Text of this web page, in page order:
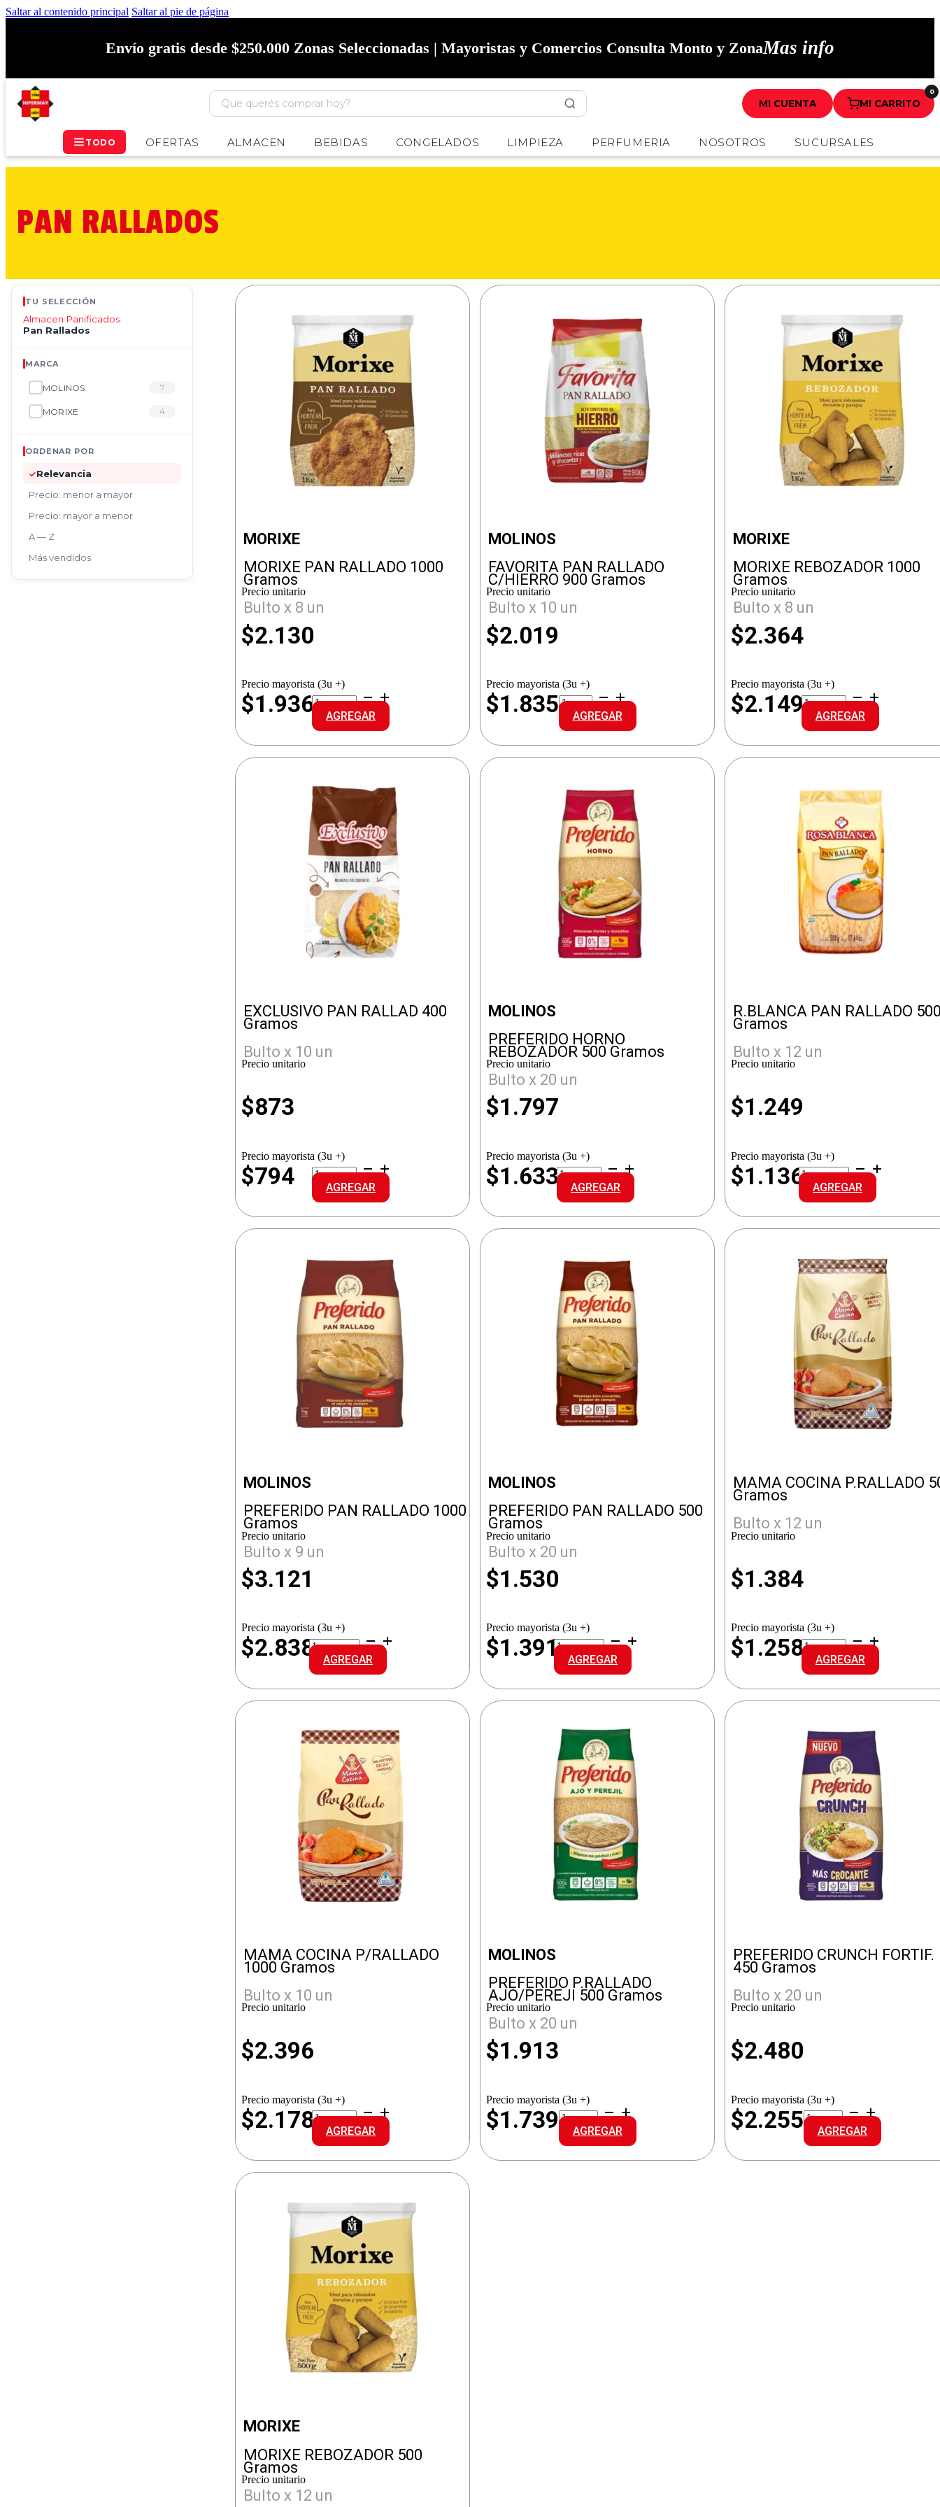
Saltar al contenido principal Saltar al pie de página
Envío gratis desde $250.000 Zonas Seleccionadas | Mayoristas y Comercios Consulta Monto y ZonaMas info
MI CUENTA MI CARRITO
0
TODO OFERTAS ALMACEN BEBIDAS CONGELADOS LIMPIEZA PERFUMERIA NOSOTROS SUCURSALES
PAN RALLADOS
TU SELECCIÓN
Almacen›Panificados›
Pan Rallados
MARCA
MOLINOS 7
MORIXE 4
ORDENAR POR
✓Relevancia
Precio: menor a mayor
Precio: mayor a menor
A — Z
Más vendidos
MORIXE
MORIXE PAN RALLADO 1000
Gramos
Bulto x 8 un
Precio unitario
$2.130
Precio mayorista (3u +)
$1.936MORIXE
PAN
RALLADO
cantidad
AGREGAR
MOLINOS
FAVORITA PAN RALLADO
C/HIERRO 900 Gramos
Bulto x 10 un
Precio unitario
$2.019
Precio mayorista (3u +)
$1.835FAVORITA
PAN
RALLADO
C/HIERRO
cantidad
AGREGAR
MORIXE
MORIXE REBOZADOR 1000
Gramos
Bulto x 8 un
Precio unitario
$2.364
Precio mayorista (3u +)
$2.149MORIXE
REBOZADOR
cantidad
AGREGAR
EXCLUSIVO PAN RALLAD 400
Gramos
Bulto x 10 un
Precio unitario
$873
Precio mayorista (3u +)
$794
EXCLUSIVO
PAN
RALLAD
cantidad
AGREGAR
MOLINOS
PREFERIDO HORNO
REBOZADOR 500 Gramos
Bulto x 20 un
Precio unitario
$1.797
Precio mayorista (3u +)
$1.633PREFERIDO
HORNO
REBOZADOR
cantidad
AGREGAR
R.BLANCA PAN RALLADO
Gramos
Bulto x 12 un
Precio unitario
$1.249
Precio mayorista (3u +)
$1.136R.BLANCA
PAN
RALLADO
cantidad
AGREGAR
MOLINOS
PREFERIDO PAN RALLADO 1000
Gramos
Bulto x 9 un
Precio unitario
$3.121
Precio mayorista (3u +)
$2.838PREFERIDO
PAN
RALLADO
cantidad
AGREGAR
MOLINOS
PREFERIDO PAN RALLADO 500
Gramos
Bulto x 20 un
Precio unitario
$1.530
Precio mayorista (3u +)
$1.391PREFERIDO
PAN
RALLADO
cantidad
AGREGAR
MAMA COCINA P.RALLADO
Gramos
Bulto x 12 un
Precio unitario
$1.384
Precio mayorista (3u +)
$1.258MAMA
COCINA
P.RALLADO
cantidad
AGREGAR
MAMA COCINA P/RALLADO
1000 Gramos
Bulto x 10 un
Precio unitario
$2.396
Precio mayorista (3u +)
$2.178MAMA
COCINA
P/RALLADO
cantidad
AGREGAR
MOLINOS
PREFERIDO P.RALLADO
AJO/PEREJI 500 Gramos
Bulto x 20 un
Precio unitario
$1.913
Precio mayorista (3u +)
$1.739PREFERIDO
P.RALLADO
AJO/PEREJI
cantidad
AGREGAR
PREFERIDO CRUNCH FORTIF.
450 Gramos
Bulto x 20 un
Precio unitario
$2.480
Precio mayorista (3u +)
$2.255PREFERIDO
CRUNCH
FORTIF.
cantidad
AGREGAR
MORIXE
MORIXE REBOZADOR 500
Gramos
Bulto x 12 un
Precio unitario